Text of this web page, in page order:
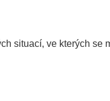
situací, ve kterých se